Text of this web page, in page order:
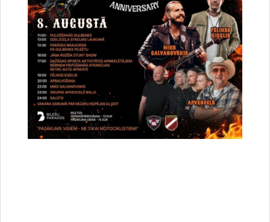
Dokumentu
nosūtīšana
fiziskai
personai
ierakstītā
pasta
sūtījumā
1 pasta
sūtījums
6,61
Daudzvalodu